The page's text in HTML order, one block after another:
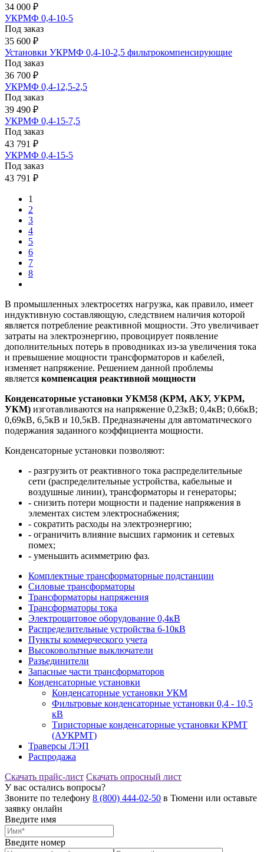
34 000 ₽
УКРМФ 0,4-10-5
Под заказ
35 600 ₽
Установки УКРМФ 0,4-10-2,5 фильтрокомпенсирующие
Под заказ
36 700 ₽
УКРМФ 0,4-12,5-2,5
Под заказ
39 490 ₽
УКРМФ 0,4-15-7,5
Под заказ
43 791 ₽
УКРМФ 0,4-15-5
Под заказ
43 791 ₽
1
2
3
4
5
6
7
8
В промышленных электросетях нагрузка, как правило, имеет
индуктивную составляющую, следствием наличия которой
является потребление реактивной мощности. Это увеличивает
затраты на электроэнергию, провоцирует появление
дополнительных потерь в проводниках из-за увеличения тока
и превышение мощности трансформаторов и кабелей,
изменяет напряжение. Решением данной проблемы
является компенсация реактивной мощности
Конденсаторные установки УКМ58 (КРМ, АКУ, УКРМ,
УКМ) изготавливаются на напряжение 0,23кВ; 0,4кВ; 0,66кВ;
0,69кВ, 6,5кВ и 10,5кВ. Предназначены для автоматического
подержания заданного коэффициента мощности.
Конденсаторные установки позволяют:
- разгрузить от реактивного тока распределительные
сети (распределительные устройства, кабельные и
воздушные линии), трансформаторы и генераторы;
- снизить потери мощности и падение напряжения в
элементах систем электроснабжения;
- сократить расходы на электроэнергию;
- ограничить влияние высших гармоник и сетевых
помех;
- уменьшить асимметрию фаз.
Комплектные трансформаторные подстанции
Силовые трансформаторы
Трансформаторы напряжения
Трансформаторы тока
Электрощитовое оборудование 0,4кВ
Распределительные устройства 6-10кВ
Пункты коммерческого учета
Высоковольтные выключатели
Разъединители
Запасные части трансформаторов
Конденсаторные установки
Конденсаторные установки УКМ
Фильтровые конденсаторные установки 0,4 - 10,5
кВ
Тиристорные конденсаторные установки КРМТ
(АУКРМТ)
Траверсы ЛЭП
Распродажа
Скачать прайс-лист Скачать опросный лист
У вас остались вопросы?
Звоните по телефону 8 (800) 444-02-50 в Тюмени или оставьте
заявку онлайн
Введите имя
Введите номер